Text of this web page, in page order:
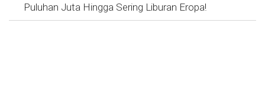
Puluhan Juta Hingga Sering Liburan Eropa!